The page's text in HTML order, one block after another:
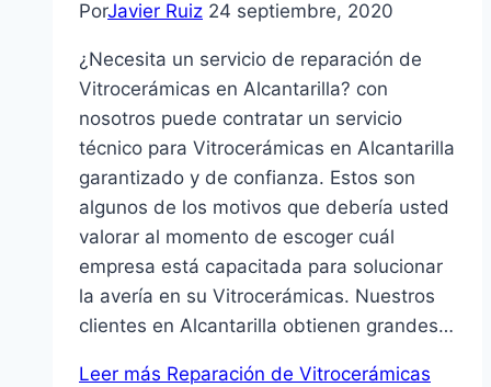
PorJavier Ruiz 24 septiembre, 2020
¿Necesita un servicio de reparación de
Vitrocerámicas en Alcantarilla? con
nosotros puede contratar un servicio
técnico para Vitrocerámicas en Alcantarilla
garantizado y de confianza. Estos son
algunos de los motivos que debería usted
valorar al momento de escoger cuál
empresa está capacitada para solucionar
la avería en su Vitrocerámicas. Nuestros
clientes en Alcantarilla obtienen grandes…
Leer más Reparación de Vitrocerámicas